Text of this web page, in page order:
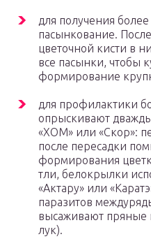
для получения
пасынкование.
цветочной кисти в
все пасынки, чтобы
формирование
для профилактики
опрыскивают
«ХОМ» или «Скор»:
после пересадки
формирования
тли, белокрылки
«Актару» или
паразитов
высаживают пряные
лук).